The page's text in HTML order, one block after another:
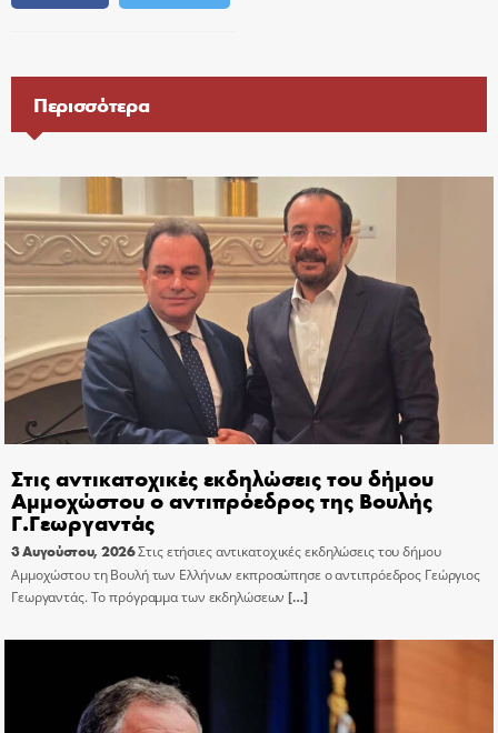
Περισσότερα
Στις αντικατοχικές εκδηλώσεις του δήμου
Αμμοχώστου ο αντιπρόεδρος της Βουλής
Γ.Γεωργαντάς
3 Αυγούστου, 2026Στις ετήσιες αντικατοχικές εκδηλώσεις του δήμου
Αμμοχώστου τη Βουλή των Ελλήνων εκπροσώπησε ο αντιπρόεδρος Γεώργιος
Γεωργαντάς. Το πρόγραμμα των εκδηλώσεων […]